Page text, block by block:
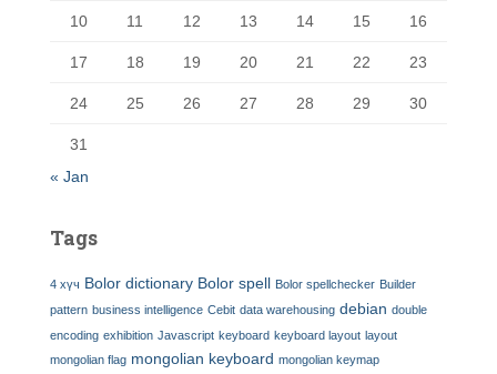
10 11 12 13 14 15 16
17 18 19 20 21 22 23
24 25 26 27 28 29 30
31
« Jan
Tags
4 хүч Bolor dictionary Bolor spell Bolor spellchecker Builder
pattern business intelligence Cebit data warehousing debian double
encoding exhibition Javascript keyboard keyboard layout layout
mongolian flag mongolian keyboard mongolian keymap